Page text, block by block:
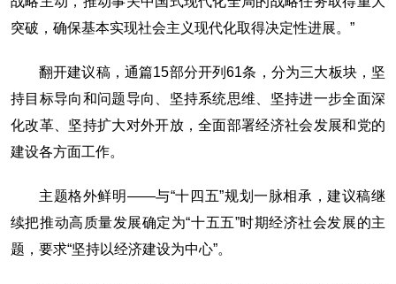
突破，确保基本实现社会主义现代化取得决定性进展。”
翻开建议稿，通篇15部分开列61条，分为三大板块，坚
持目标导向和问题导向、坚持系统思维、坚持进一步全面深
化改革、坚持扩大对外开放，全面部署经济社会发展和党的
建设各方面工作。
主题格外鲜明——与“十四五”规划一脉相承，建议稿继
续把推动高质量发展确定为“十五五”时期经济社会发展的主
题，要求“坚持以经济建设为中心”。